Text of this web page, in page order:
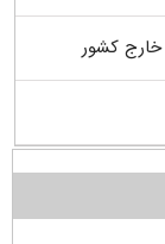
کشور